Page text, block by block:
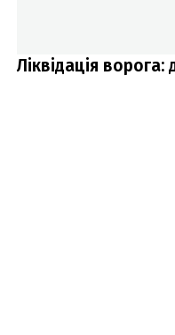
Ліквідація ворога: